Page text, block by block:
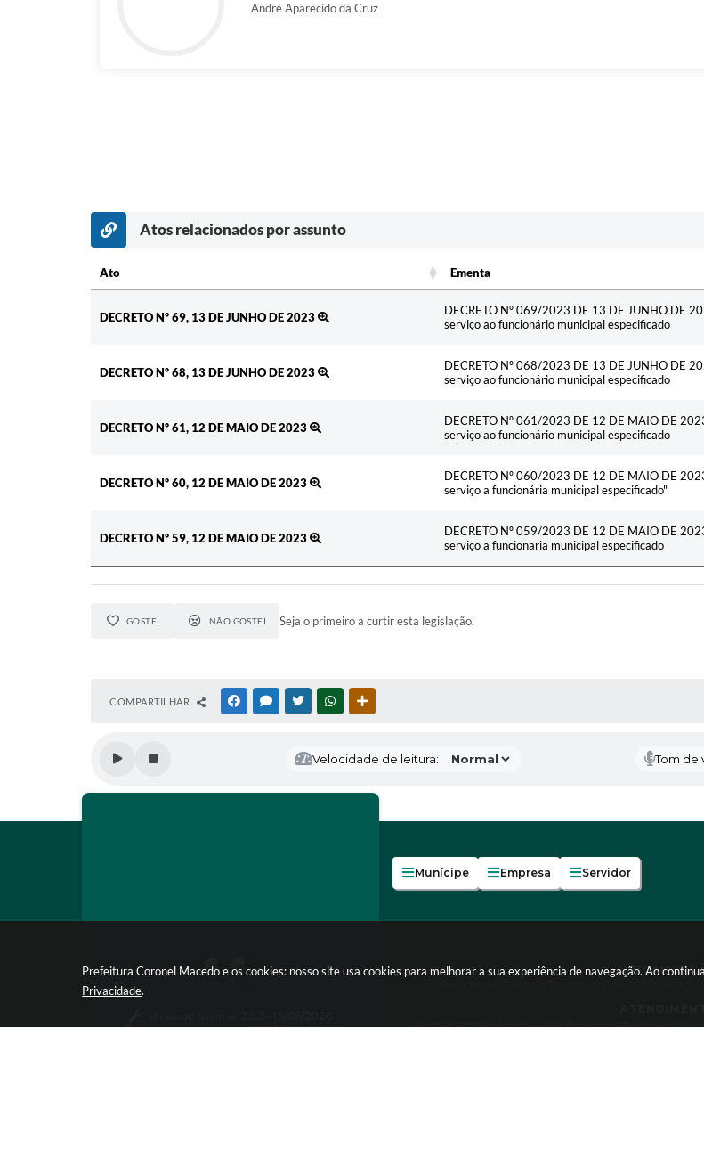
Prefeitura Coronel Macedo e os cookies: nosso site usa cookies para melhorar a sua experiência de navegação. Ao
Privacidade.
André Aparecido da Cruz
Atos relacionados por assunto
Ato Ementa
DECRETO Nº 69, 13 DE JUNHO DE 2023
DECRETO Nº 069/2023 DE 13 DE JUNHO DE
serviço ao funcionário municipal especificado
DECRETO Nº 68, 13 DE JUNHO DE 2023
DECRETO Nº 068/2023 DE 13 DE JUNHO DE
serviço ao funcionário municipal especificado
DECRETO Nº 61, 12 DE MAIO DE 2023
DECRETO Nº 061/2023 DE 12 DE MAIO DE
serviço ao funcionário municipal especificado
DECRETO Nº 60, 12 DE MAIO DE 2023
DECRETO Nº 060/2023 DE 12 DE MAIO DE
serviço a funcionária municipal especificado"
DECRETO Nº 59, 12 DE MAIO DE 2023
DECRETO Nº 059/2023 DE 12 DE MAIO DE
serviço a funcionaria municipal especificado
GOSTEI NÃO GOSTEI Seja o primeiro a curtir esta legislação.
COMPARTILHAR FACEBOOKMESSENGER
TWITTERWHATSAPP
Velocidade de leitura: Tom de
Munícipe Empresa Servidor
Atendimento de segunda-feira a sexta-feira, das
Portal atualizado em:05/08/2026 16:49